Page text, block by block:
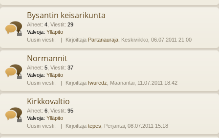
Bysantin keisarikunta
Aiheet: 4 Viestit: 29
Valvoja: Ylläpito
Uusin viesti:
Kirjoittaja Partanauraja , Keskiviikko, 06.07.2011 21:00
Normannit
Aiheet: 5 Viestit: 37
Valvoja: Ylläpito
Uusin viesti:
Kirjoittaja fwuredz , Maanantai, 11.07.2011 18:42
Kirkkovaltio
Aiheet: 6 Viestit: 95
Valvoja: Ylläpito
Uusin viesti:
Kirjoittaja tepes , Perjantai, 08.07.2011 15:18